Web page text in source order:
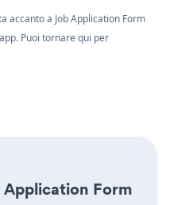
accanto a Job Application Form
Puoi tornare qui per
Form